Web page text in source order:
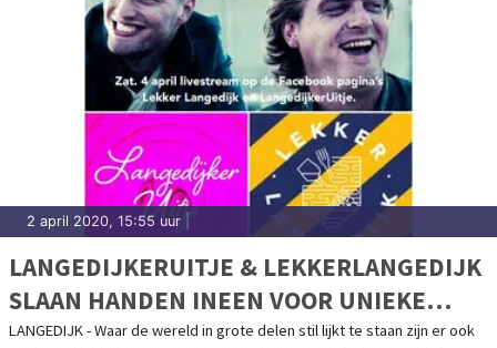
2 april 2020, 15:55 uur
LANGEDIJKERUITJE & LEKKERLANGEDIJK
SLAAN HANDEN INEEN VOOR UNIEKE
ACTIE!
LANGEDIJK - Waar de wereld in grote delen stil lijkt te staan zijn er ook